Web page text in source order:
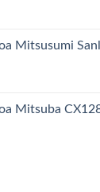
Mitsusumi
Mitsuba